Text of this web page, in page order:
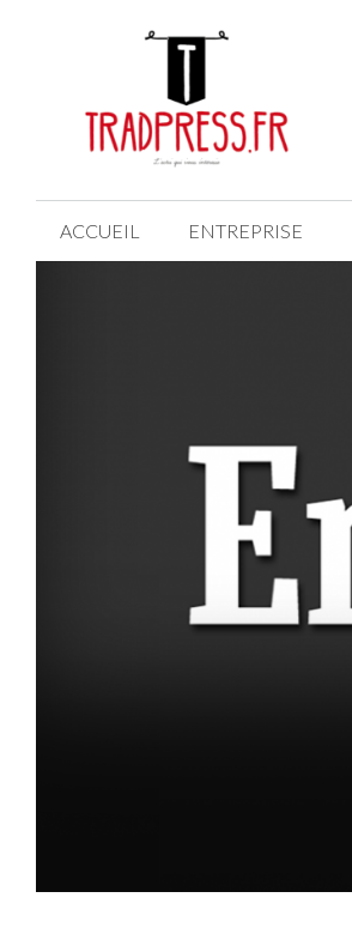
ACCUEIL ENTREPRISE